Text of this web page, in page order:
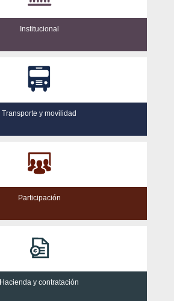
Institucional
Transporte y movilidad
Participación
Hacienda y contratación